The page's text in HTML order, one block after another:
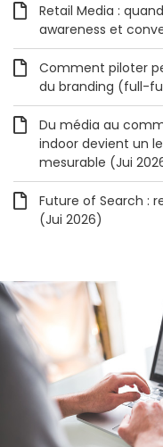
Retail Media :
awareness et
Comment piloter
du branding (full-
Du média au
indoor devient un
mesurable (Jui
Future of Search :
(Jui 2026)